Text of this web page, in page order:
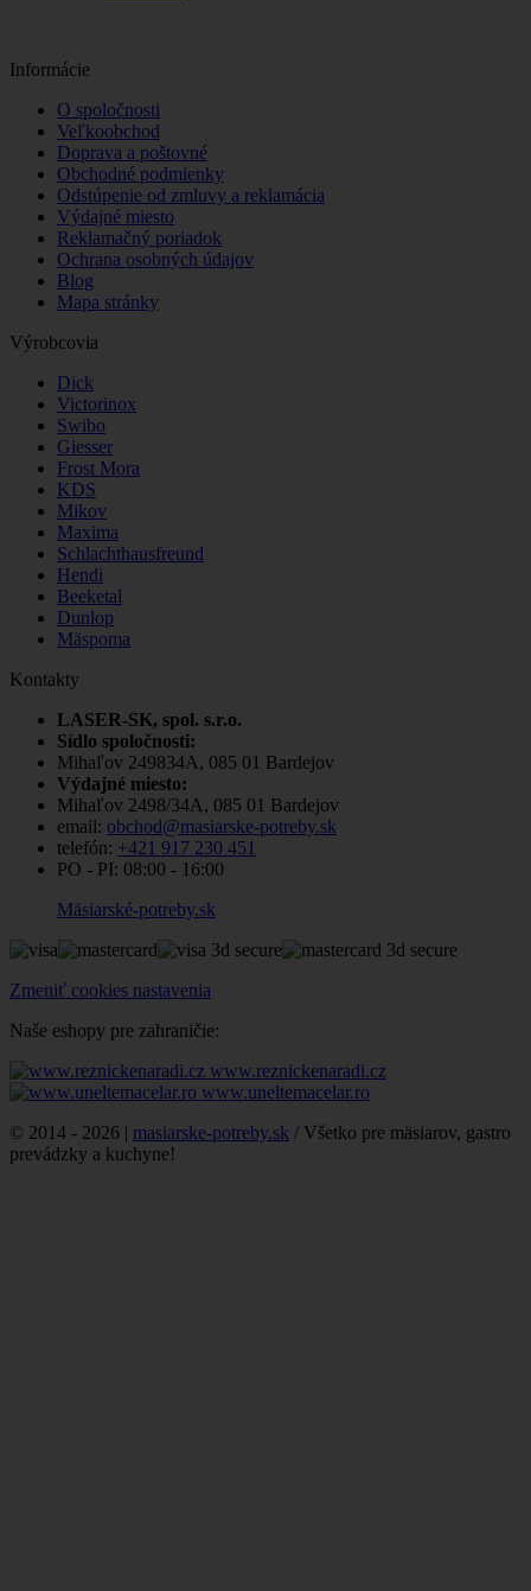
Informácie
O spoločnosti
Veľkoobchod
Doprava a poštovné
Obchodné podmienky
Odstúpenie od zmluvy a reklamácia
Výdajné miesto
Reklamačný poriadok
Ochrana osobných údajov
Blog
Mapa stránky
Výrobcovia
Dick
Victorinox
Swibo
Giesser
Frost Mora
KDS
Mikov
Maxima
Schlachthausfreund
Hendi
Beeketal
Dunlop
Mäspoma
Kontakty
LASER-SK, spol. s.r.o.
Sídlo spoločnosti:
Mihaľov 249834A, 085 01 Bardejov
Výdajné miesto:
Mihaľov 2498/34A, 085 01 Bardejov
email: obchod@masiarske-potreby.sk
telefón: +421 917 230 451
PO - PI: 08:00 - 16:00
Mäsiarské-potreby.sk
Zmeniť cookies nastavenia
Naše eshopy pre zahraničie:
www.reznickenaradi.cz
www.uneltemacelar.ro
© 2014 - 2026 | masiarske-potreby.sk / Všetko pre mäsiarov, gastro
prevádzky a kuchyne!